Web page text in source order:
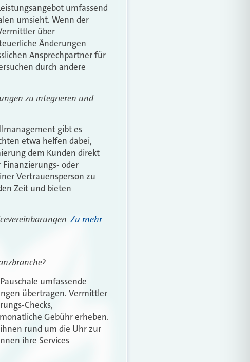
umfassend
umsieht. Wenn der
über
Änderungen
Ansprechpartner für
durch andere
zu integrieren und
gibt es
etwa helfen dabei,
dem Kunden direkt
oder
Vertrauensperson zu
Zeit und bieten
Zu mehr
umfassende
übertragen. Vermittler
Checks,
Gebühr erheben.
rund um die Uhr zur
ihre Services